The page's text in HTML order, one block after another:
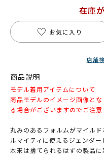
在庫
お気に入り
店舗
商品説明
モデル着用アイテムについて
商品モデルのイメージ画像と
る場合がございますのでご注意
丸みのあるフォルムがマイル
ルマイティに使えるジェンダー
本来は捨てられるはずの製品